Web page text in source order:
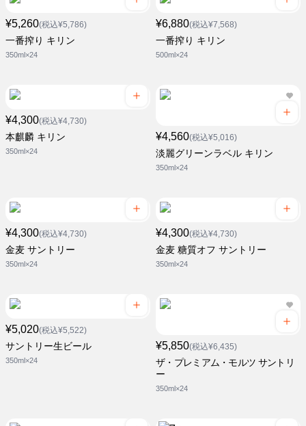
¥5,260(税込¥5,786)
一番搾り キリン
350ml×24
¥6,880(税込¥7,568)
一番搾り キリン
500ml×24
¥4,300(税込¥4,730)
本麒麟 キリン
350ml×24
¥4,560(税込¥5,016)
淡麗グリーンラベル キリン
350ml×24
¥4,300(税込¥4,730)
金麦 サントリー
350ml×24
¥4,300(税込¥4,730)
金麦 糖質オフ サントリー
350ml×24
¥5,020(税込¥5,522)
サントリー生ビール
350ml×24
¥5,850(税込¥6,435)
ザ・プレミアム・モルツ サントリ
ー
350ml×24